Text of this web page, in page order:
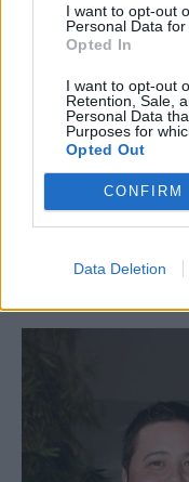
I want to opt-out
Personal Data for
Opted In
I want to opt-out
Retention, Sale,
Personal Data
Purposes for
Opted Out
CONFIRM
Data Deletion